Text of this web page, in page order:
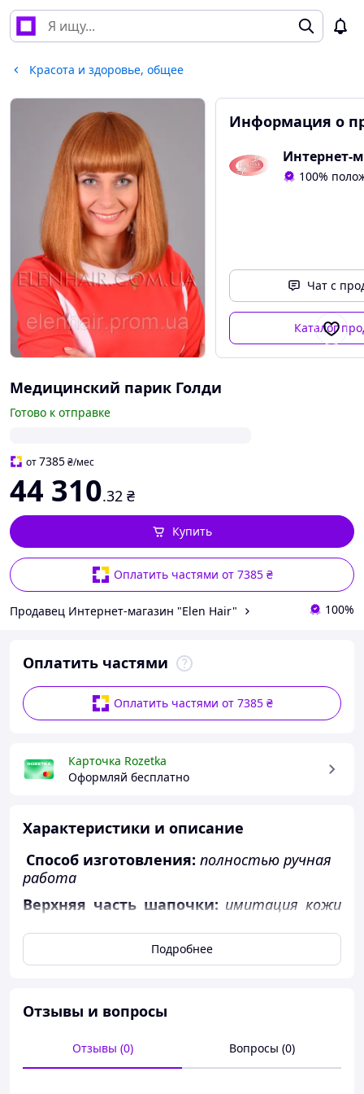
Красота и здоровье, общее
Информация о
100%
Чат с
Каталог
Медицинский парик Голди
Готово к отправке
от7385₴/мес
44 310.32 ₴
Оплатить частями от 7385 ₴
Купить
Продавец Интернет-магазин "Elen Hair" 100%
Оплатить частями
Оплатить частями от 7385 ₴
Карточка Rozetka
Оформляй бесплатно
Характеристики и описание
Способ изготовления: полностью ручная
работа
Верхняя часть шапочки: имитация кожи
Текстура волос:
оттенках: светло-каштановый, русый)
Густота: 120%
Подробнее
Отзывы и вопросы
Отзывы (0) Вопросы (0)